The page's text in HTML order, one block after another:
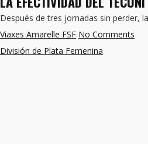
Después de tres jornadas sin perder,
Viaxes Amarelle FSF No Comments
División de Plata Femenina